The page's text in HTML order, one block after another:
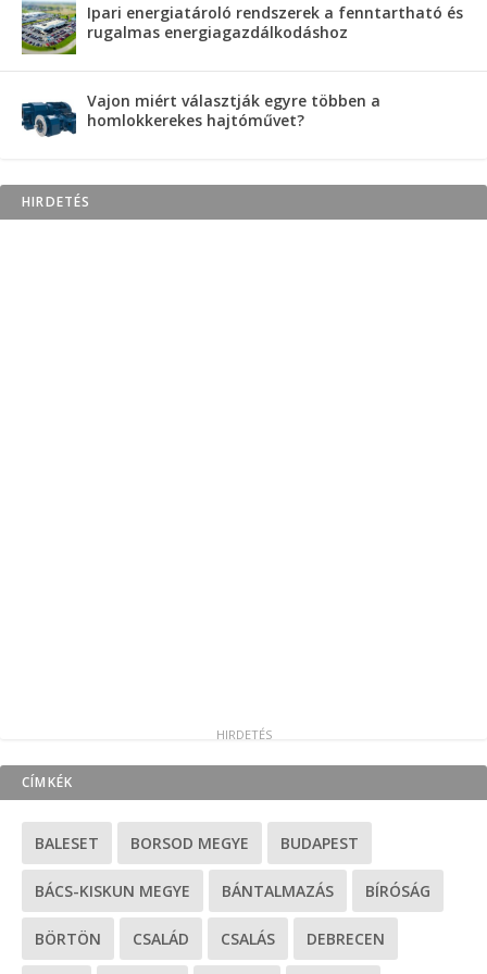
Ipari energiatároló rendszerek a fenntartható és
rugalmas energiagazdálkodáshoz
Vajon miért választják egyre többen a
homlokkerekes hajtóművet?
HIRDETÉS
CÍMKÉK
BALESET BORSOD MEGYE BUDAPEST
BÁCS-KISKUN MEGYE BÁNTALMAZÁS BÍRÓSÁG
BÖRTÖN CSALÁD CSALÁS DEBRECEN